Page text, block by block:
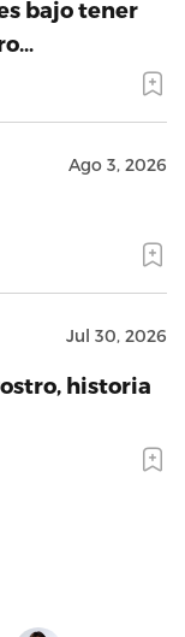
bajo tener
Ago 3, 2026
Jul 30, 2026
historia